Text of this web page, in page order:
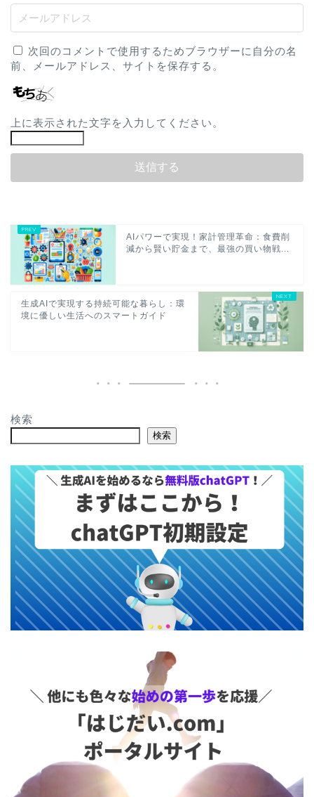
次回のコメントで使用するためブラウザーに自分の名
前、メールアドレス、サイトを保存する。
上に表示された文字を入力してください。
AIパワーで実現！家計管理革命：食費削
減から賢い貯金まで、最強の買い物戦...
生成AIで実現する持続可能な暮らし：環
境に優しい生活へのスマートガイド
検索
検索